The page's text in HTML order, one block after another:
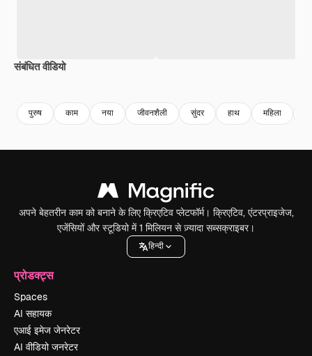
संबंधित वीडियो
पुरुष काम नया जीवनशैली सुंदर हाथ महिला
अपने बेहतरीन काम को बनाने के लिए क्रिएटिव प्लेटफॉर्म। क्रिएटिव, एंटरप्राइजेज,
एजेंसियों और स्टूडियो में 1 मिलियन से ज़्यादा सब्सक्राइबर।
हिन्दी
प्रोडक्ट्स
Spaces
AI सहायक
एआई इमेज जेनरेटर
AI वीडियो जनरेटर